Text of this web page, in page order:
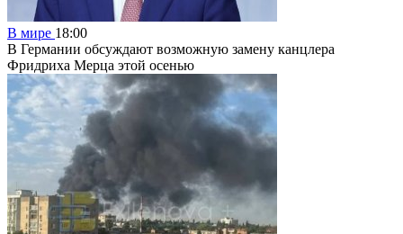
В мире 18:00
В Германии обсуждают возможную замену канцлера
Фридриха Мерца этой осенью